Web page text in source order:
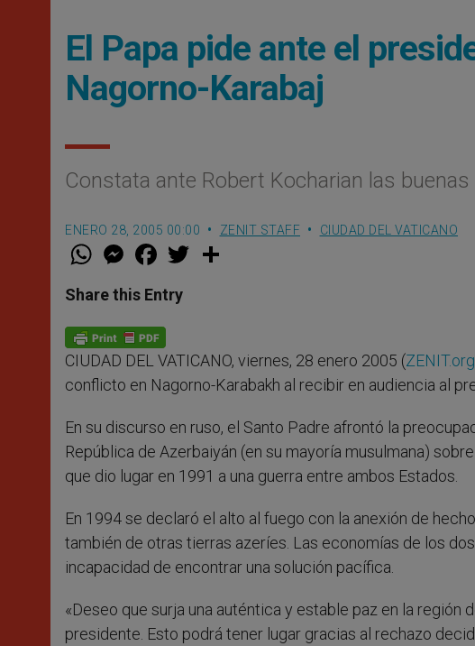
El Papa pide ante el
Nagorno-Karabaj
Constata ante Robert Kocharian las
ENERO 28, 2005 00:00 ZENIT STAFF CIUDAD DEL VATICANO
W
t
s
p
p
M
e
s
e
g
e
r
F
a
e
b
o
k
w
Share this Entry
CIUDAD DEL VATICANO, viernes, 28 enero 2005 (ZENIT.org
conflicto en Nagorno-Karabakh al recibir en audiencia al
En su discurso en ruso, el Santo Padre afrontó la
República de Azerbaiyán (en su mayoría musulmana)
que dio lugar en 1991 a una guerra entre ambos Estados.
En 1994 se declaró el alto al fuego con la anexión de
también de otras tierras azeríes. Las economías de los
incapacidad de encontrar una solución pacífica.
«Deseo que surja una auténtica y estable paz en la
presidente. Esto podrá tener lugar gracias al rechazo